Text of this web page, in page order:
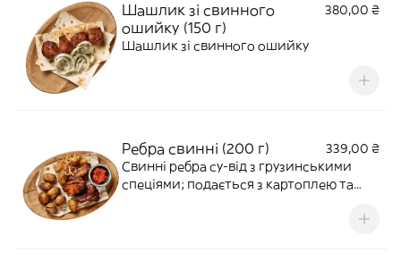
Шашлик зі свинного
ошийку (150 г)
380,00 ₴
Шашлик зі свинного ошийку
Ребра свинні (200 г)
339,00 ₴
Свинні ребра су-від з грузинськими
спеціями; подається з картоплею та